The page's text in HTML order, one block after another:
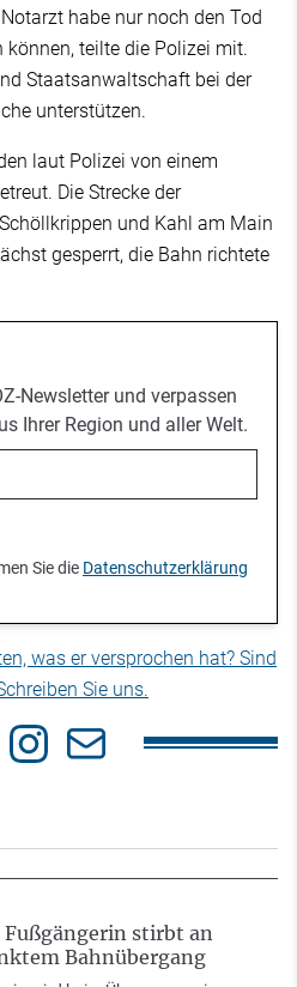
habe nur noch den Tod
teilte die Polizei mit.
Staatsanwaltschaft bei der
unterstützen.
laut Polizei von einem
Die Strecke der
und Kahl am Main
gesperrt, die Bahn richtete
Newsletter und verpassen
Ihrer Region und aller Welt.
Sie die Datenschutzerklärung
was er versprochen hat? Sind
Sie uns.
stirbt an
Bahnübergang